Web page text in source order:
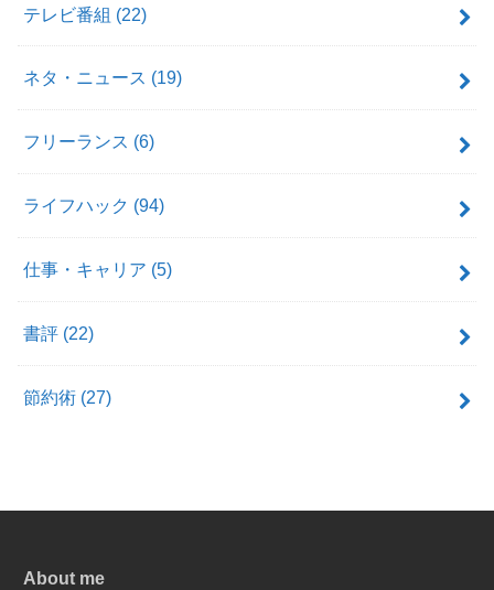
テレビ番組 (22)
ネタ・ニュース (19)
フリーランス (6)
ライフハック (94)
仕事・キャリア (5)
書評 (22)
節約術 (27)
About me